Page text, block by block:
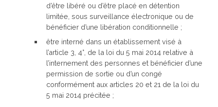
d’être libéré ou d’être placé en détention
limitée, sous surveillance électronique ou de
bénéficier d’une libération conditionnelle ;
être interné dans un établissement visé à
l’article 3, 4°, de la loi du 5 mai 2014 relative à
l’internement des personnes et bénéficier d’une
permission de sortie ou d’un congé
conformément aux articles 20 et 21 de la loi du
5 mai 2014 précitée ;